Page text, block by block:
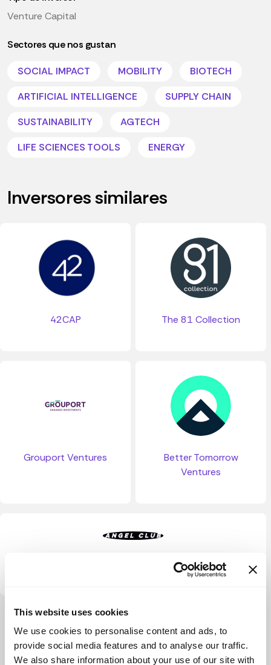
This website uses cookies
We use cookies to personalise content and ads, to
provide social media features and to analyse our traffic.
We also share information about your use of our site with
Venture Capital
Sectores que nos gustan
SOCIAL IMPACT MOBILITY
BIOTECH
ARTIFICIAL INTELLIGENCE
SUPPLY CHAIN
SUSTAINABILITY
AGTECH
LIFE SCIENCES TOOLS
ENERGY
Inversores similares
42CAP The 81 Collection
Grouport Ventures
Better Tomorrow
Ventures
Ver más